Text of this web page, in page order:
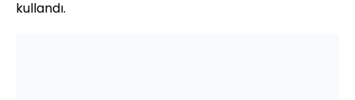
kullandı.